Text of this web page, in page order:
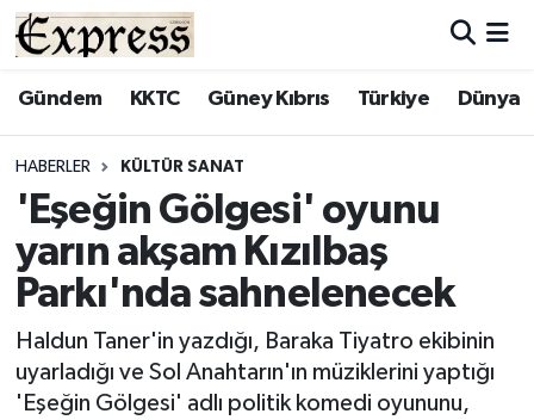
Gündem KKTC Güney Kıbrıs Türkiye Dünya
HABERLER KÜLTÜR SANAT
'Eşeğin Gölgesi' oyunu
yarın akşam Kızılbaş
Parkı'nda sahnelenecek
Haldun Taner'in yazdığı, Baraka Tiyatro ekibinin
uyarladığı ve Sol Anahtarın'ın müziklerini yaptığı
'Eşeğin Gölgesi' adlı politik komedi oyununu,
ALAYKÖY
BİLİM
ÇATALKÖY
DÜNYA
EĞİTİM
Hava Durumu
Süper Lig Puan Durumu ve Fikstür
Tüm Manşetler
Son Dakika Haberleri
Haber Arşivi